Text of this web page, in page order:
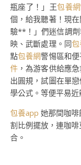
瓶座了！」王包養
個，給我聽著！現
驗**！」們迷信調
映、武斷處理。同
點包養網警惕區和
件 ，為游客供給應
出圓規，試圖在單
學公式。等便平易
包養app 她那間咖
割比例擺放，連咖
合。